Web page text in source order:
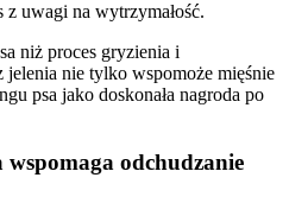
z uwagi na wytrzymałość.
niż proces gryzienia i
nie tylko wspomoże mięśnie
psa jako doskonała nagroda po
odchudzanie